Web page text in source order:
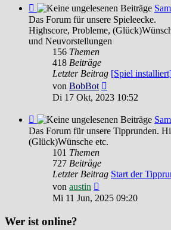
Feed
-
Samstag13Uhr
-
Spielhalle
Das Forum für unsere Spieleecke.
Highscore, Probleme,
und Neuvorstellungen
156 Themen
418 Beiträge
Letzter Beitrag [Spiel
von BobBot
Beitrag
Di 17 Okt, 2023 10:52
Feed
-
Samstag13Uhr
Tipprunden
Das Forum für unsere Tipprunden.
(Glück)Wünsche etc.
101 Themen
727 Beiträge
Letzter Beitrag Start der
von austin
Beitrag
Mi 11 Jun, 2025 09:20
Wer ist online?